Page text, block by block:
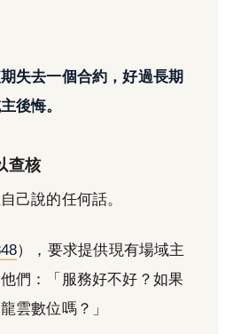
失去一個合約，好過長期
後悔。
查核
己說的任何話。
），要求提供現有場域主
們：「服務好不好？如果
雲數位嗎？」